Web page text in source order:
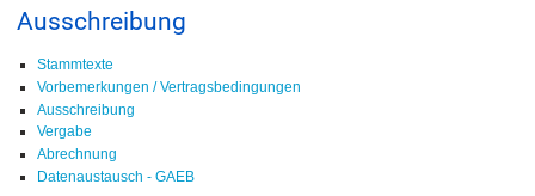
Ausschreibung
Stammtexte
Vorbemerkungen / Vertragsbedingungen
Ausschreibung
Vergabe
Abrechnung
Datenaustausch - GAEB